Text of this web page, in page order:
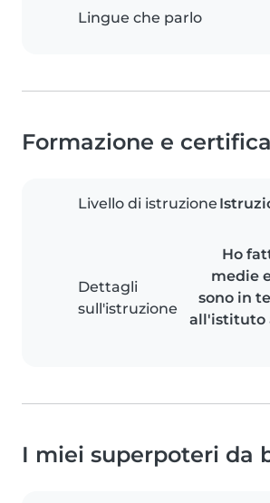
Lingue che parlo
Formazione e
Livello di istruzione
Dettagli
sull'istruzione
Ho
medie
sono in
all'istituto
I miei superpoteri da